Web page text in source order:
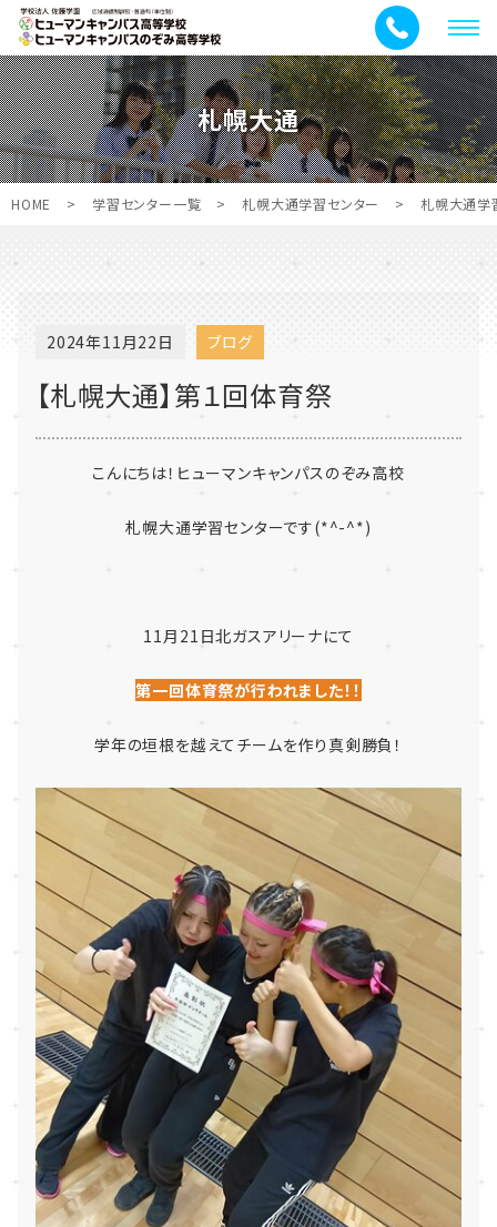
メ
ニ
ュ
ー
札幌大通
HOME > 学習センター一覧 > 札幌大通学習センター > 札幌大通学
2024年11月22日 ブログ
【札幌大通】第１回体育祭
こんにちは！ヒューマンキャンパスのぞみ高校
札幌大通学習センターです(*^-^*)
11月 21 日北ガスアリーナにて
第一回体育祭が行われました！！
学年の垣根を越えてチームを作り真剣勝負！